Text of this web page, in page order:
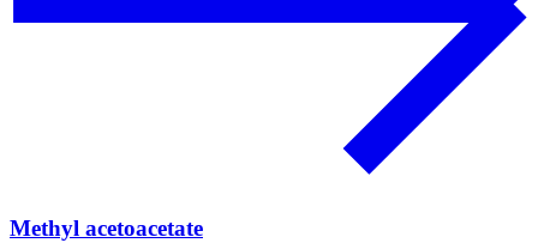
Methyl acetoacetate